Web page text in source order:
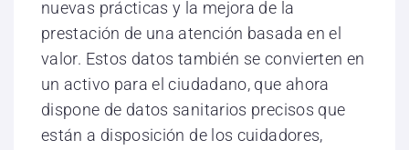
nuevas prácticas y la mejora de la
prestación de una atención basada en el
valor. Estos datos también se convierten en
un activo para el ciudadano, que ahora
dispone de datos sanitarios precisos que
están a disposición de los cuidadores,